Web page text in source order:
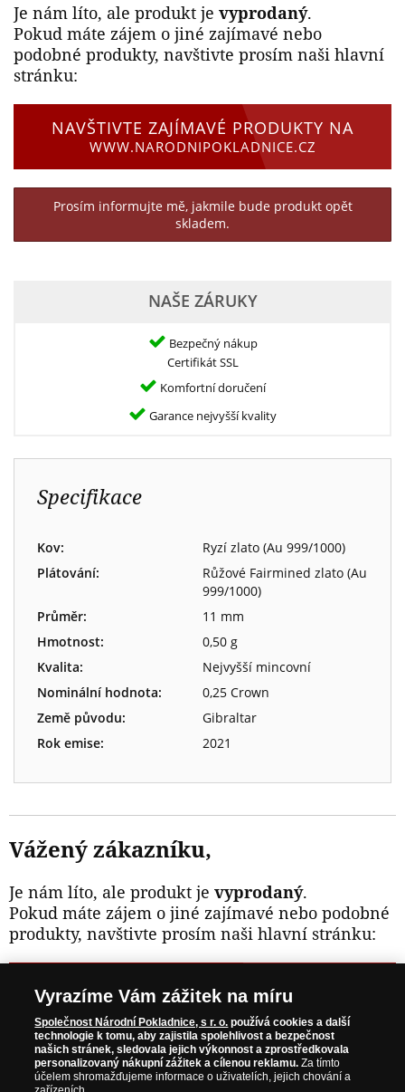
Je nám líto, ale produkt je vyprodaný.
Pokud máte zájem o jiné zajímavé nebo
podobné produkty, navštivte prosím naši hlavní
stránku:
NAVŠTIVTE ZAJÍMAVÉ PRODUKTY NA
WWW.NARODNIPOKLADNICE.CZ
Prosím informujte mě, jakmile bude produkt opět
skladem.
NAŠE ZÁRUKY
Bezpečný nákup
Certifikát SSL
Komfortní doručení
Garance nejvyšší kvality
Specifikace
Kov:
Ryzí zlato (Au 999/1000)
Plátování:
Růžové Fairmined zlato (Au
999/1000)
Průměr:
11 mm
Hmotnost:
0,50 g
Kvalita:
Nejvyšší mincovní
Nominální hodnota:
0,25 Crown
Země původu:
Gibraltar
Rok emise:
2021
Vážený zákazníku,
Je nám líto, ale produkt je vyprodaný.
Pokud máte zájem o jiné zajímavé nebo podobné
produkty, navštivte prosím naši hlavní stránku:
NAVŠTIVTE ZAJÍMAVÉ PRODUKTY NA
WWW.NARODNIPOKLADNICE.CZ
Prosím informujte mě, jakmile bude produkt opět skladem.
Vyrazíme Vám zážitek na míru
Společnost Národní Pokladnice, s r. o. používá cookies a další
technologie k tomu, aby zajistila spolehlivost a bezpečnost
našich stránek, sledovala jejich výkonnost a zprostředkovala
personalizovaný nákupní zážitek a cílenou reklamu. Za tímto
účelem shromažďujeme informace o uživatelích, jejich chování a